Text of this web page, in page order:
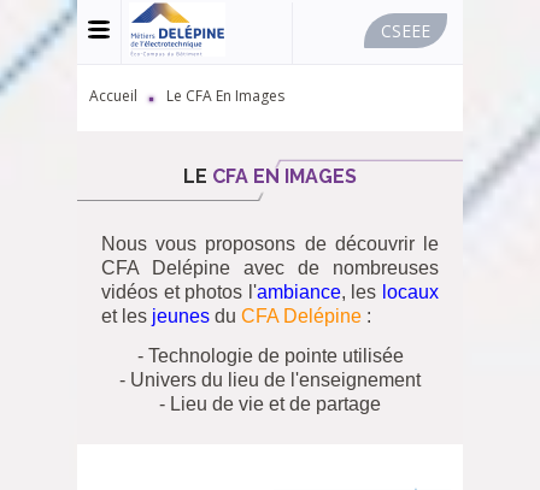
MENU
CSEEE
FIL
Accueil Le CFA En Images
LE CFA EN IMAGES
Nous vous proposons de découvrir le
CFA Delépine avec de nombreuses
vidéos et photos l'ambiance, les locaux
et les jeunes du CFA Delépine :
- Technologie de pointe utilisée
- Univers du lieu de l'enseignement
- Lieu de vie et de partage